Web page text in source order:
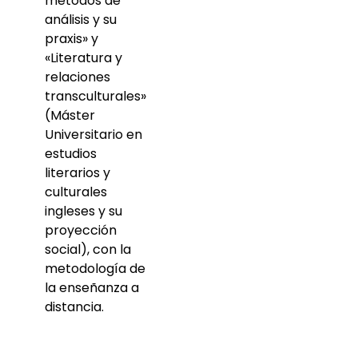
análisis y su
praxis» y
«Literatura y
relaciones
transculturales»
(Máster
Universitario en
estudios
literarios y
culturales
ingleses y su
proyección
social), con la
metodología de
la enseñanza a
distancia.